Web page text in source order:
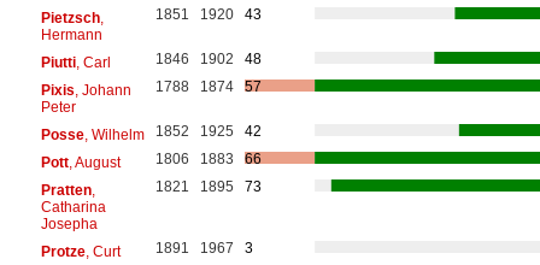
Pietzsch,
Hermann
1851 1920 43
Piutti, Carl 1846 1902
48
Pixis , Johann
Peter
1788 1874 57
Posse, Wilhelm 1852 1925
42
Pott, August 1806 1883
66
Pratten,
Catharina
Josepha
1821 1895 73
Protze, Curt 1891 1967
3